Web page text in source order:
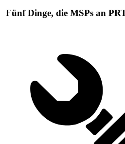
Fünf Dinge, die MSPs an